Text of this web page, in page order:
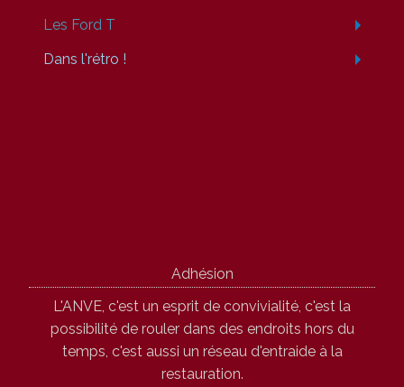
Les Ford T
Dans l'rétro !
Adhésion
L'ANVE, c'est un esprit de convivialité, c'est la
possibilité de rouler dans des endroits hors du
temps, c'est aussi un réseau d'entraide à la
restauration.